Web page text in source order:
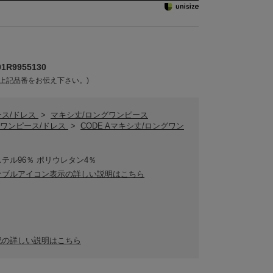
記品番をお伝え下さい。)
/ドレス >
マキシ丈/ロングワンピース
ンピース/ドレス
> CODE Aマキシ丈/ロングワン
ル96％ ポリウレタン4％
ルアイコン表示の詳しい説明はこちら
詳しい説明はこちら